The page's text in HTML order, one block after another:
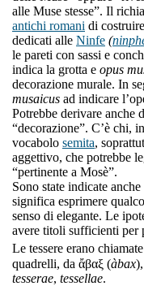
alle Muse stesse”. Il
antichi romani di
dedicati alle Ninfe (
le pareti con sassi e
indica la grotta e opus
decorazione murale. In
musaicus ad indicare
Potrebbe derivare anche
“decorazione”. C’è chi,
vocabolo semita,
aggettivo, che potrebbe
“pertinente a Mosè”.
Sono state indicate
significa esprimere
senso di elegante. Le
avere titoli sufficienti per
Le tessere erano
quadrelli, da ἄβαξ (àbax
tesserae, tessellae.